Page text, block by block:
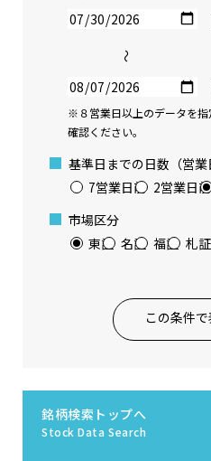
〜
※８営業日以上のデータを指
確認ください。
基準日までの日数（営業
7営業日前 2営業日前
市場区分
東証 名証 福証 札証
この条件
銘柄検索トップへ
Stock Data Search